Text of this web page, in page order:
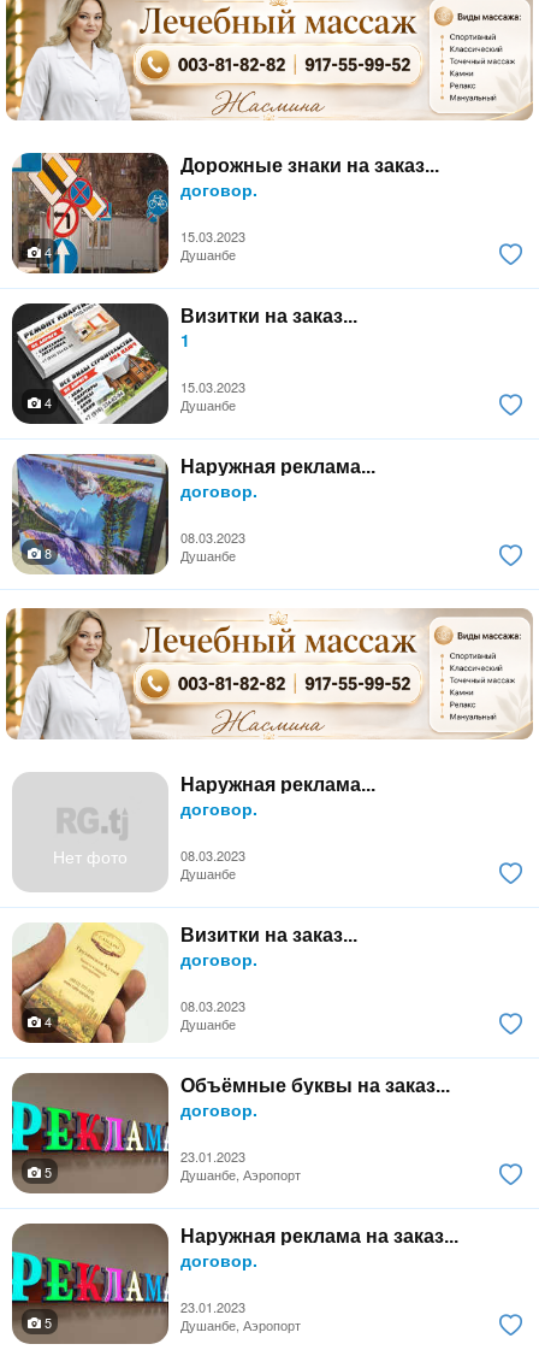
Дорожные знаки на заказ...
договор.
15.03.2023
4
Душанбе
Визитки на заказ...
1
15.03.2023
4
Душанбе
Наружная реклама...
договор.
08.03.2023
8
Душанбе
Нет фото
Наружная реклама...
договор.
08.03.2023
Душанбе
Визитки на заказ...
договор.
08.03.2023
4
Душанбе
Объёмные буквы на заказ...
договор.
23.01.2023
5
Душанбе, Аэропорт
Наружная реклама на заказ...
договор.
23.01.2023
5
Душанбе, Аэропорт